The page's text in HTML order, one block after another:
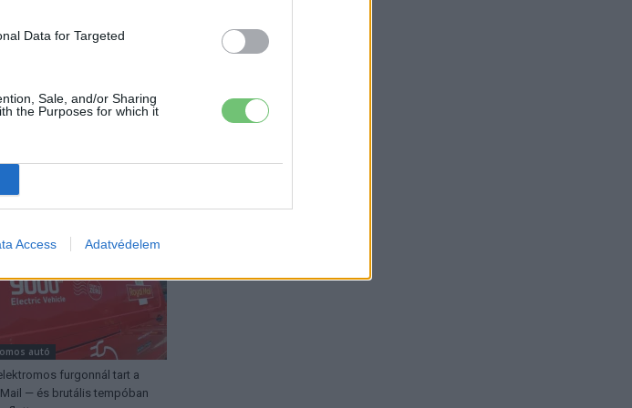
Data for Targeted
Sale, and/or Sharing
the Purposes for which it
Access Adatvédelem
hírek az e-
és a
autó
furgonnál tart a
— és brutális tempóban